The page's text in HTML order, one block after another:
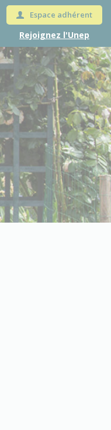
Espace adhérent
Rejoignez l'Unep